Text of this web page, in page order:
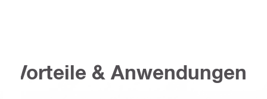
Vorteile & Anwendungen